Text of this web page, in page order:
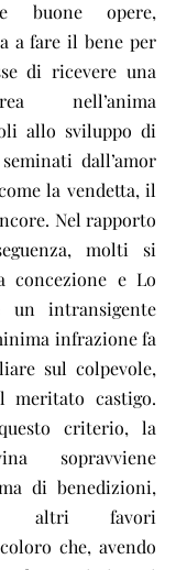
buone opere,
a fare il bene per
di ricevere una
nell’anima
allo sviluppo di
dall’amor
la vendetta, il
Nel rapporto
molti si
concezione e Lo
un intransigente
infrazione fa
sul colpevole,
meritato castigo.
criterio, la
sopravviene
di benedizioni,
e altri favori
che, avendo